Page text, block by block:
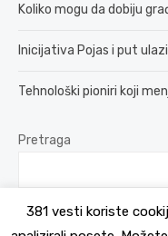
Koliko mogu da dobiju
Inicijativa Pojas i put
Tehnološki pioniri koji
Pretraga
381 vesti koriste